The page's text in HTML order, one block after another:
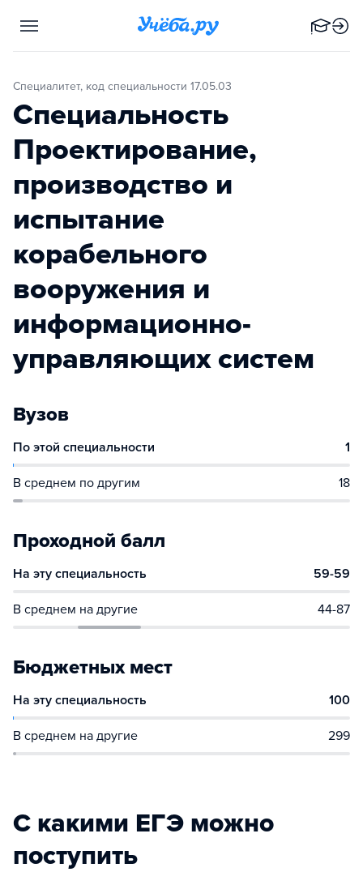
Специалитет, код специальности 17.05.03
Специальность
Проектирование,
производство и
испытание
корабельного
вооружения и
информационно-
управляющих систем
Вузов
По этой специальности 1
В среднем по другим 18
Проходной балл
На эту специальность 59-59
В среднем на другие 44-87
Бюджетных мест
На эту специальность 100
В среднем на другие 299
С какими ЕГЭ можно
поступить